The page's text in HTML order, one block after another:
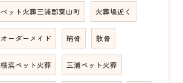
ペット火葬三浦郡葉山町 火葬場近く
オーダーメイド 納骨 散骨
横浜ペット火葬 三浦ペット火葬